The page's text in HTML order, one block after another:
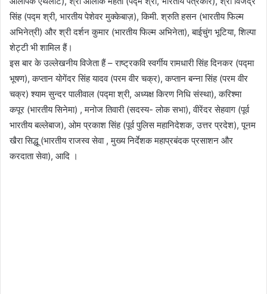
सिंह (पद्म श्री, भारतीय पेशेवर मुक्केबाज़), किमी. श्रुति हसन (भारतीय फिल्म
अभिनेत्री) और श्री दर्शन कुमार (भारतीय फिल्म अभिनेता), बाईचुंग भूटिया, शिल्पा
शेट्टी भी शामिल हैं।
इस बार के उल्लेखनीय विजेता हैं – राष्ट्रकवि स्वर्गीय रामधारी सिंह दिनकर (पद्मा
भूषण), कप्तान योगेंदर सिंह यादव (परम वीर चक्र), कप्तान बन्ना सिंह (परम वीर
चक्र) श्याम सुन्दर पालीवाल (पद्मा श्री, अध्यक्ष किरण निधि संस्था), करिश्मा
कपूर (भारतीय सिनेमा) , मनोज तिवारी (सदस्य- लोक सभा), वीरेंदर सेहवाग (पूर्व
भारतीय बल्लेबाज), ओम प्रकाश सिंह (पूर्व पुलिस महानिदेशक, उत्तर प्रदेश), पूनम
खैरा सिद्धू (भारतीय राजस्व सेवा , मुख्य निर्देशक महाप्रबंदक प्रसाशन और
करदाता सेवा), आदि ।